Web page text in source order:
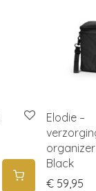
Elodie –
Black
€ 59,95